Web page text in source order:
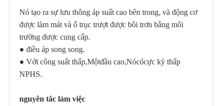
Nó tạo ra sự lưu thông áp suất cao bên trong, và động cơ
được làm mát và ổ trục trượt được bôi trơn bằng môi
trường được cung cấp.
● điều áp song song.
● Với công suất thấp,Mộtđầu cao,Nócócực kỳ thấp
NPHS.
nguyên tắc làm việc